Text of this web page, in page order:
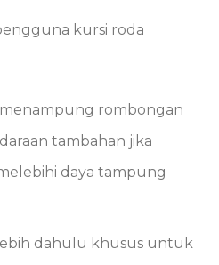
kursi roda
menampung rombongan
tambahan jika
daya tampung
dahulu khusus untuk